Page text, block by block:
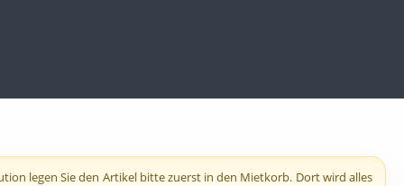
legen Sie den Artikel bitte zuerst in den Mietkorb. Dort wird alles